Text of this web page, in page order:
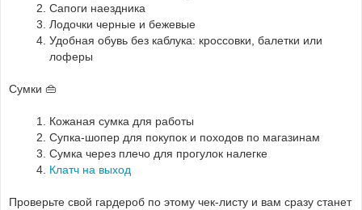
Сапоги наездника
Лодочки черные и бежевые
Удобная обувь без каблука: кроссовки, балетки или
лоферы
Сумки 👜
Кожаная сумка для работы
Супка-шопер для покупок и походов по магазинам
Сумка через плечо для прогулок налегке
Клатч на выход
Проверьте свой гардероб по этому чек-листу и вам сразу станет